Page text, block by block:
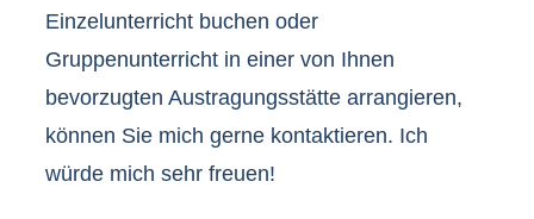
Einzelunterricht buchen oder
Gruppenunterricht in einer von Ihnen
bevorzugten Austragungsstätte arrangieren,
können Sie mich gerne kontaktieren. Ich
würde mich sehr freuen!